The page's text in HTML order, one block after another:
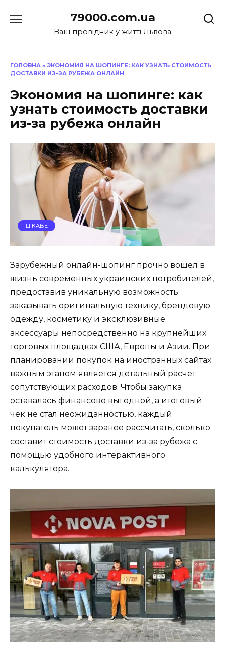
до
79000.com.ua
Ваш провідник у житті Львова
ГОЛОВНА » ЭКОНОМИЯ НА ШОПИНГЕ: КАК УЗНАТЬ СТОИМОСТЬ
ДОСТАВКИ ИЗ-ЗА РУБЕЖА ОНЛАЙН
Экономия на шопинге: как
узнать стоимость доставки
из-за рубежа онлайн
ЦІКАВЕ
Зарубежный онлайн-шопинг прочно вошел в
жизнь современных украинских потребителей,
предоставив уникальную возможность
заказывать оригинальную технику, брендовую
одежду, косметику и эксклюзивные
аксессуары непосредственно на крупнейших
торговых площадках США, Европы и Азии. При
планировании покупок на иностранных сайтах
важным этапом является детальный расчет
сопутствующих расходов. Чтобы закупка
оставалась финансово выгодной, а итоговый
чек не стал неожиданностью, каждый
покупатель может заранее рассчитать, сколько
составитстоимость доставки из-за рубежа с
помощью удобного интерактивного
калькулятора.